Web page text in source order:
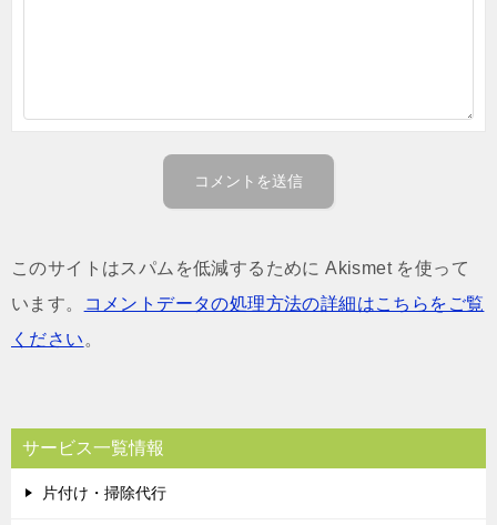
このサイトはスパムを低減するために Akismet を使って
います。
コメントデータの処理方法の詳細はこちらをご覧
ください 。
サービス一覧情報
片付け・掃除代行